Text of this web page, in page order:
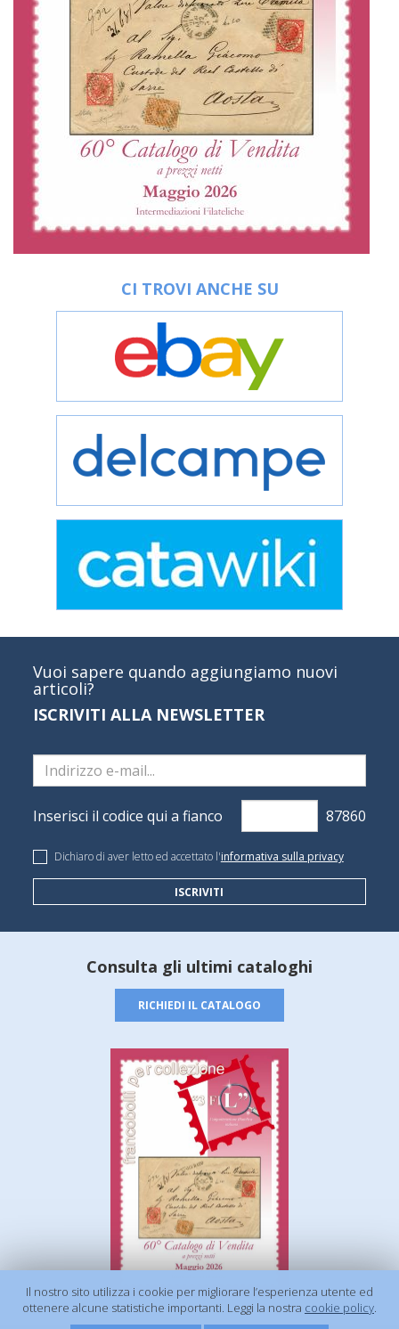
CI TROVI ANCHE SU
Vuoi sapere quando aggiungiamo nuovi
articoli?
ISCRIVITI ALLA NEWSLETTER
Inserisci il codice qui a fianco
Dichiaro di aver letto ed accettato l'informativa sulla privacy
ISCRIVITI
Consulta gli ultimi cataloghi
RICHIEDI IL CATALOGO
Il nostro sito utilizza i cookie per migliorare l’esperienza utente ed
ottenere alcune statistiche importanti. Leggi la nostra cookie policy.